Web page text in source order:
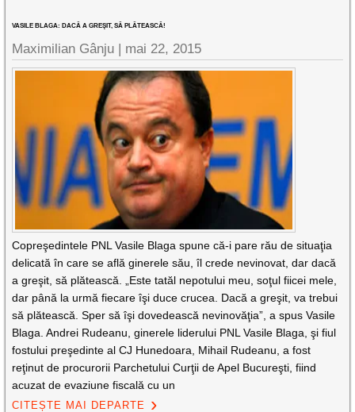
VASILE BLAGA: DACĂ A GREŞIT, SĂ PLĂTEASCĂ!
Maximilian Gânju | mai 22, 2015
Copreşedintele PNL Vasile Blaga spune că-i pare rău de situaţia
delicată în care se află ginerele său, îl crede nevinovat, dar dacă
a greşit, să plătească. „Este tatăl nepotului meu, soţul fiicei mele,
dar până la urmă fiecare îşi duce crucea. Dacă a greşit, va trebui
să plătească. Sper să îşi dovedească nevinovăţia”, a spus Vasile
Blaga. Andrei Rudeanu, ginerele liderului PNL Vasile Blaga, şi fiul
fostului preşedinte al CJ Hunedoara, Mihail Rudeanu, a fost
reţinut de procurorii Parchetului Curţii de Apel Bucureşti, fiind
acuzat de evaziune fiscală cu un
CITEȘTE MAI DEPARTE